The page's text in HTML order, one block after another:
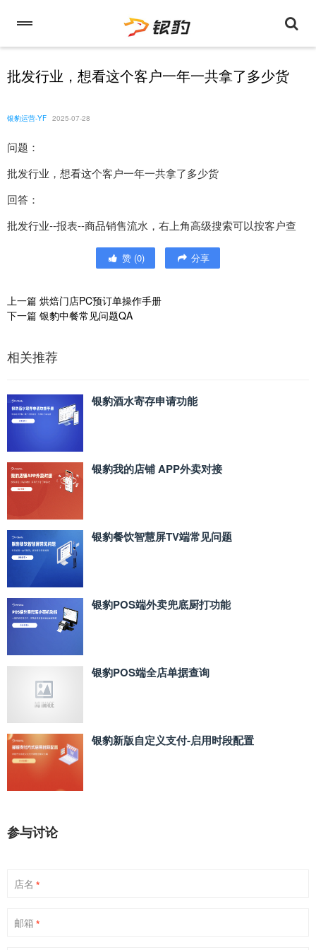
批发行业，想看这个客户一年一共拿了多少货
银豹运营-YF 2025-07-28
问题：
批发行业，想看这个客户一年一共拿了多少货
回答：
批发行业--报表--商品销售流水，右上角高级搜索可以按客户查
赞 (0) 分享
上一篇 烘焙门店PC预订单操作手册
下一篇 银豹中餐常见问题QA
相关推荐
银豹酒水寄存申请功能
银豹我的店铺 APP外卖对接
银豹餐饮智慧屏TV端常见问题
银豹POS端外卖兜底厨打功能
银豹POS端全店单据查询
银豹新版自定义支付‑启用时段配置
参与讨论
店名 *
邮箱 *